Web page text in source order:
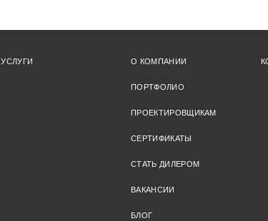
УСЛУГИ О КОМПАНИИ
ПОРТФОЛИО
ПРОЕКТИРОВЩИКАМ
СЕРТИФИКАТЫ
СТАТЬ ДИЛЕРОМ
ВАКАНСИИ
БЛОГ